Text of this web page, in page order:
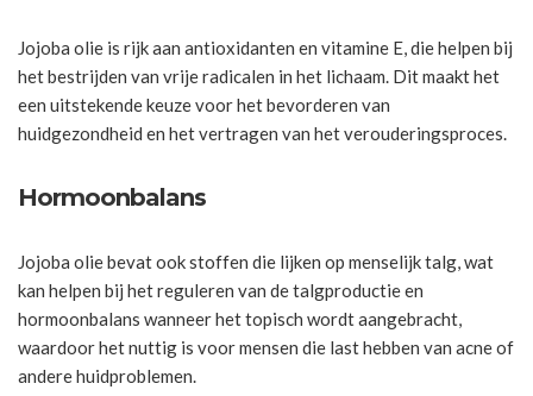
Jojoba olie is rijk aan antioxidanten en vitamine E, die helpen bij
het bestrijden van vrije radicalen in het lichaam. Dit maakt het
een uitstekende keuze voor het bevorderen van
huidgezondheid en het vertragen van het verouderingsproces.
Hormoonbalans
Jojoba olie bevat ook stoffen die lijken op menselijk talg, wat
kan helpen bij het reguleren van de talgproductie en
hormoonbalans wanneer het topisch wordt aangebracht,
waardoor het nuttig is voor mensen die last hebben van acne of
andere huidproblemen.